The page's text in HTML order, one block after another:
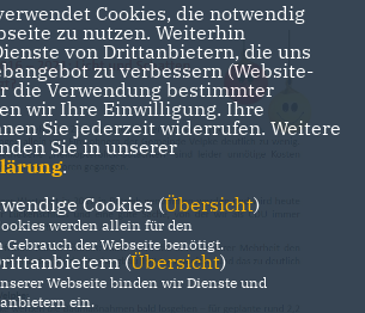
Cookies, die notwendig
zu nutzen. Weiterhin
von Drittanbietern, die uns
zu verbessern (Website-
die Verwendung bestimmter
wir Ihre Einwilligung. Ihre
Sie jederzeit widerrufen. Weitere
Sie in unserer
.
Cookies (Übersicht)
werden allein für den
der Webseite benötigt.
(Übersicht)
Webseite binden wir Dienste und
ein.